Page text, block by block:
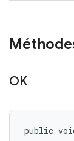
OK
public